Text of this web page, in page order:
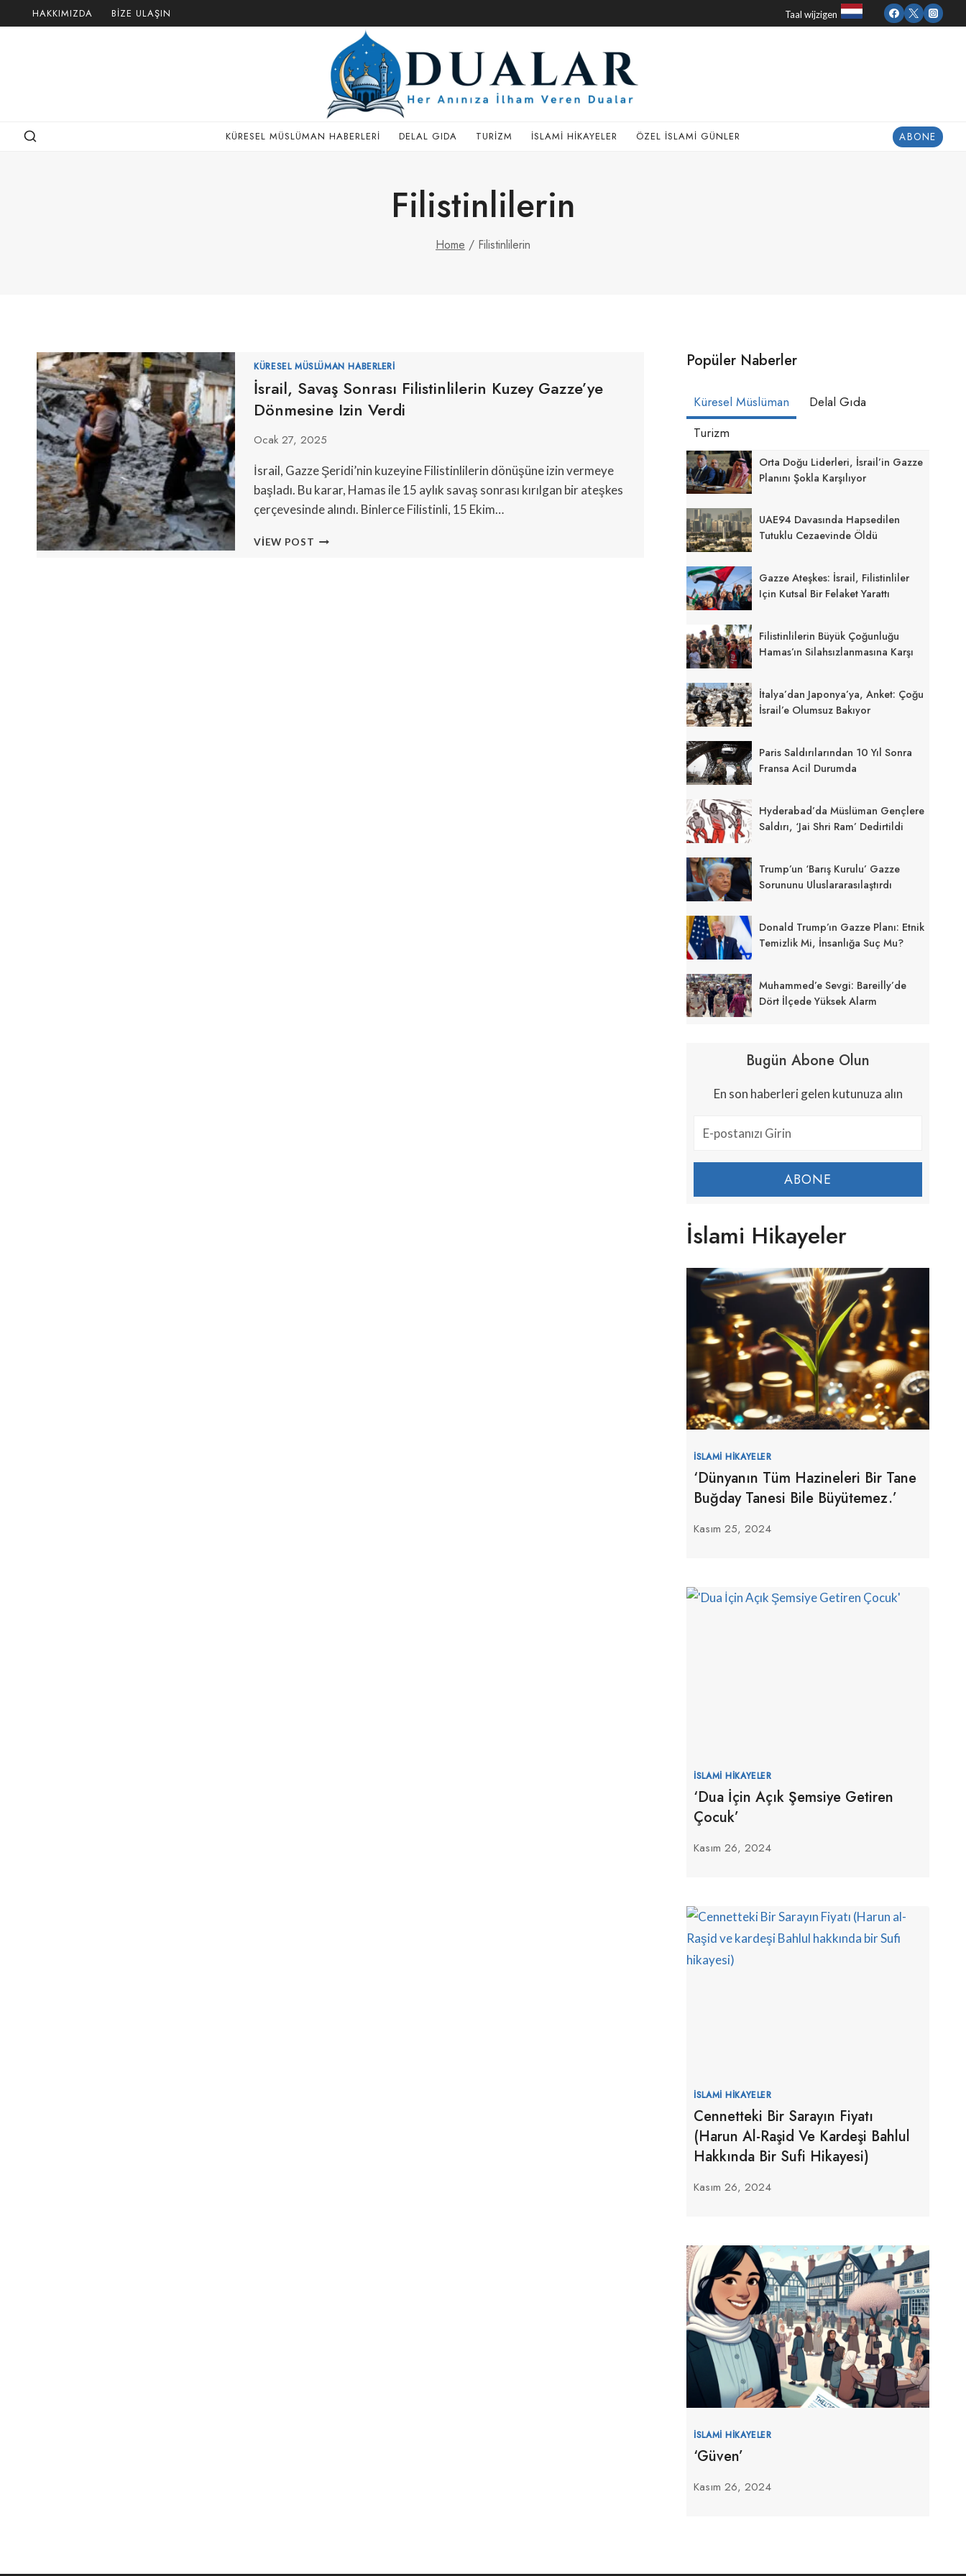
to
HAKKIMIZDA BIZE ULAŞIN Taal wijzigen
KÜRESEL MÜSLÜMAN HABERLERI DELAL GIDA TURIZM İSLAMI HIKAYELER ÖZEL İSLAMI GÜNLER ABONE
Filistinlilerin
Home / Filistinlilerin
KÜRESEL MÜSLÜMAN HABERLERI
İsrail, Savaş Sonrası Filistinlilerin Kuzey Gazze’ye
Dönmesine Izin Verdi
Ocak 27, 2025
İsrail, Gazze Şeridi’nin kuzeyine Filistinlilerin dönüşüne izin vermeye
başladı. Bu karar, Hamas ile 15 aylık savaş sonrası kırılgan bir ateşkes
çerçevesinde alındı. Binlerce Filistinli, 15 Ekim…
VIEW POST İSRAIL,
Popüler Naberler
Küresel Müslüman
Delal Gıda
Turizm
Orta Doğu Liderleri, İsrail’in Gazze
Planını Şokla Karşılıyor
UAE94 Davasında Hapsedilen
Tutuklu Cezaevinde Öldü
Gazze Ateşkes: İsrail, Filistinliler
Için Kutsal Bir Felaket Yarattı
Filistinlilerin Büyük Çoğunluğu
Hamas’ın Silahsızlanmasına Karşı
İtalya’dan Japonya’ya, Anket: Çoğu
İsrail’e Olumsuz Bakıyor
Paris Saldırılarından 10 Yıl Sonra
Fransa Acil Durumda
Hyderabad’da Müslüman Gençlere
Saldırı, ‘Jai Shri Ram’ Dedirtildi
Trump’un ‘Barış Kurulu’ Gazze
Sorununu Uluslararasılaştırdı
Donald Trump’ın Gazze Planı: Etnik
Temizlik Mi, İnsanlığa Suç Mu?
Muhammed’e Sevgi: Bareilly’de
Dört İlçede Yüksek Alarm
Bugün Abone Olun
En son haberleri gelen kutunuza alın
ABONE
İslami Hikayeler
İSLAMI HIKAYELER
‘Dünyanın Tüm Hazineleri Bir Tane
Buğday Tanesi Bile Büyütemez.’
Kasım 25, 2024
İSLAMI HIKAYELER
‘Dua İçin Açık Şemsiye Getiren
Çocuk’
Kasım 26, 2024
İSLAMI HIKAYELER
Cennetteki Bir Sarayın Fiyatı
(Harun Al-Raşid Ve Kardeşi Bahlul
Hakkında Bir Sufi Hikayesi)
Kasım 26, 2024
İSLAMI HIKAYELER
‘Güven’
Kasım 26, 2024